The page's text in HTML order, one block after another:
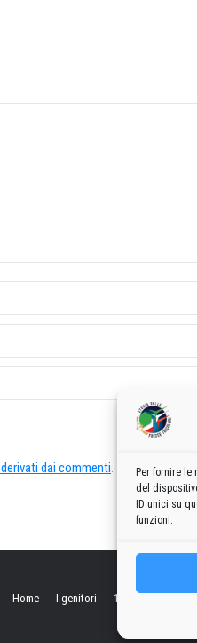
Per fornire
del
ID unici su
funzioni.
dai commenti.
Home I genitori 1960